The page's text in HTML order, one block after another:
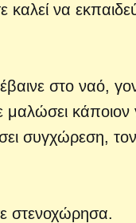
να
στο ναό,
μαλώσει
συγχώρεση,
στενοχώρησα.